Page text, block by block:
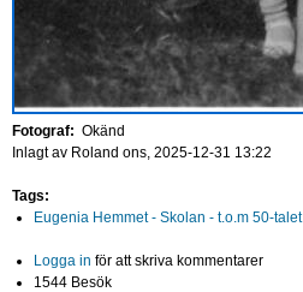
Fotograf: Okänd
Inlagt av Roland ons, 2025-12-31 13:22
Tags:
Eugenia Hemmet - Skolan - t.o.m 50-talet
Logga in för att skriva kommentarer
1544 Besök